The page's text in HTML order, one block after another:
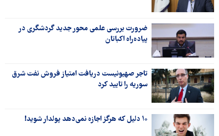
ضرورت بررسی علمی‌ محور جدید گردشگری در
پیاده‌راه اکباتان
تاجر صهیونیست دریافت امتیاز فروش نفت شرق
سوریه را تایید کرد
۱۰ دلیل که هرگز اجازه نمی‌دهد پولدار شوید!